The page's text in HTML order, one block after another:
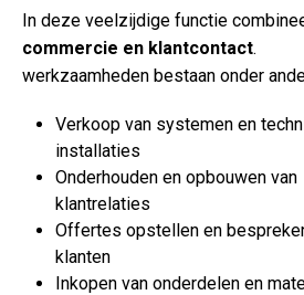
In deze veelzijdige functie
commercie en klantcontact.
werkzaamheden bestaan onder
Verkoop van systemen en
installaties
Onderhouden en opbouwen van
klantrelaties
Offertes opstellen en
klanten
Inkopen van onderdelen en